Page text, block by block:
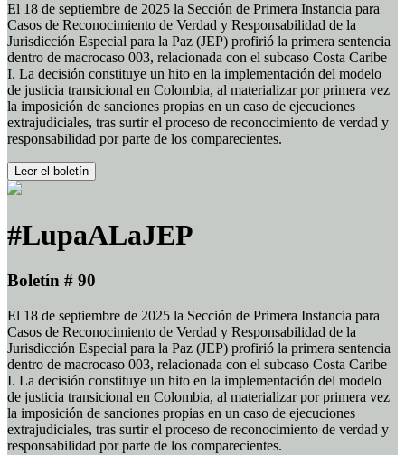
El 18 de septiembre de 2025 la Sección de Primera Instancia para
Casos de Reconocimiento de Verdad y Responsabilidad de la
Jurisdicción Especial para la Paz (JEP) profirió la primera sentencia
dentro de macrocaso 003, relacionada con el subcaso Costa Caribe
I. La decisión constituye un hito en la implementación del modelo
de justicia transicional en Colombia, al materializar por primera vez
la imposición de sanciones propias en un caso de ejecuciones
extrajudiciales, tras surtir el proceso de reconocimiento de verdad y
responsabilidad por parte de los comparecientes.
Leer el boletín
#LupaALaJEP
Boletín # 90
El 18 de septiembre de 2025 la Sección de Primera Instancia para
Casos de Reconocimiento de Verdad y Responsabilidad de la
Jurisdicción Especial para la Paz (JEP) profirió la primera sentencia
dentro de macrocaso 003, relacionada con el subcaso Costa Caribe
I. La decisión constituye un hito en la implementación del modelo
de justicia transicional en Colombia, al materializar por primera vez
la imposición de sanciones propias en un caso de ejecuciones
extrajudiciales, tras surtir el proceso de reconocimiento de verdad y
responsabilidad por parte de los comparecientes.